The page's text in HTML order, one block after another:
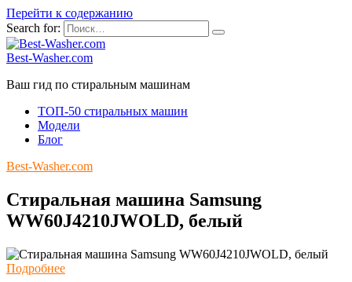
Перейти к содержанию
Search for:
Best-Washer.com
Ваш гид по стиральным машинам
ТОП-50 стиральных машин
Модели
Блог
Best-Washer.com
Стиральная машина Samsung
WW60J4210JWOLD, белый
Подробнее